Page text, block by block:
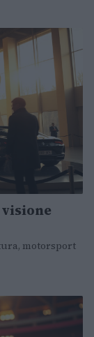
visione
motorsport